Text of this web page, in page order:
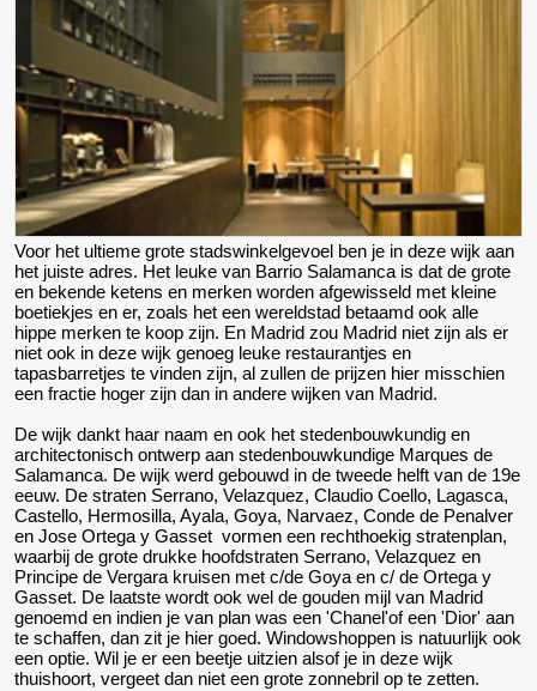
Voor het ultieme grote stadswinkelgevoel ben je in deze wijk aan
het juiste adres. Het leuke van Barrio Salamanca is dat de grote
en bekende ketens en merken worden afgewisseld met kleine
boetiekjes en er, zoals het een wereldstad betaamd ook alle
hippe merken te koop zijn. En Madrid zou Madrid niet zijn als er
niet ook in deze wijk genoeg leuke restaurantjes en
tapasbarretjes te vinden zijn, al zullen de prijzen hier misschien
een fractie hoger zijn dan in andere wijken van Madrid.
De wijk dankt haar naam en ook het stedenbouwkundig en
architectonisch ontwerp aan stedenbouwkundige Marques de
Salamanca. De wijk werd gebouwd in de tweede helft van de 19e
eeuw. De straten Serrano, Velazquez, Claudio Coello, Lagasca,
Castello, Hermosilla, Ayala, Goya, Narvaez, Conde de Penalver
en Jose Ortega y Gasset vormen een rechthoekig stratenplan,
waarbij de grote drukke hoofdstraten Serrano, Velazquez en
Principe de Vergara kruisen met c/de Goya en c/ de Ortega y
Gasset. De laatste wordt ook wel de gouden mijl van Madrid
genoemd en indien je van plan was een 'Chanel'of een 'Dior' aan
te schaffen, dan zit je hier goed. Windowshoppen is natuurlijk ook
een optie. Wil je er een beetje uitzien alsof je in deze wijk
thuishoort, vergeet dan niet een grote zonnebril op te zetten.